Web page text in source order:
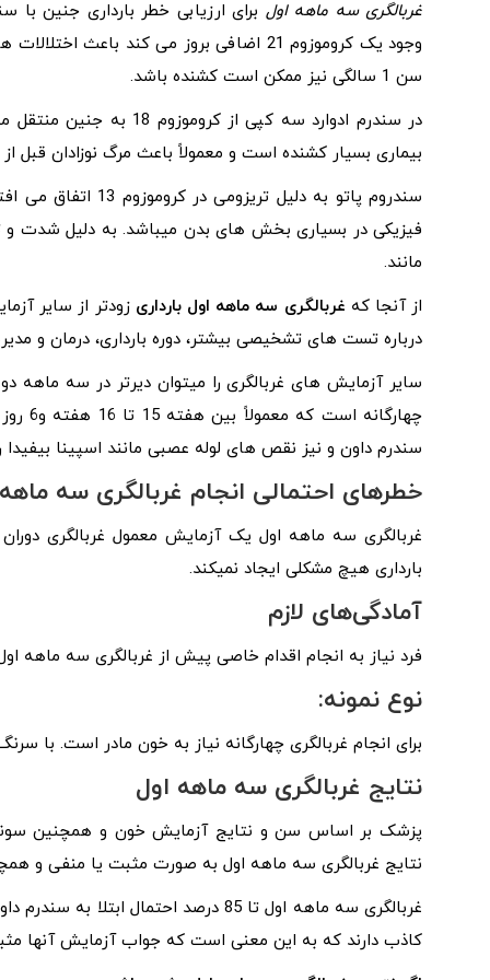
غربالگری سه ماهه اول برای ارزیابی خطر بارداری جنین
وجود یک کروموزوم 21 اضافی بروز می‌ کند
سن 1 سالگی نیز ممکن است کشنده باشد.
در سندرم ادوارد سه
بیماری بسیار کشنده است و معمولاً باعث مرگ نوزادان قبل
سندروم پاتو به
مانند.
از آنجا که غربالگری سه ماهه اول بارداری زودتر از سایر
درباره تست‌ های تشخیصی بیشتر، دوره بارداری، درمان و
سایر آزمایش‌ های غربالگری را میتوان دیرتر در سه ماهه
سندرم داون و نیز نقص‌ های لوله عصبی مانند اسپینا بیفیدا
خطرهای احتمالی انجام غربالگری سه
غربالگری سه ماهه اول یک آزمایش معمول غربالگری
بارداری هیچ مشکلی ایجاد نمیکند.
آمادگیهای لازم
فرد نیاز به انجام اقدام خاصی پیش از غربالگری سه ماهه
نوع نمونه:
برای انجام غربالگری چهارگانه نیاز به خون مادر است. با
نتایج غربالگری سه ماهه اول
پزشک بر اساس سن و نتایج آزمایش خون و همچنین
نتایج غربالگری سه ماهه اول به صورت مثبت یا منفی و همچنین احتمال
کاذب دارند که به این معنی است که جواب آزمایش آنها